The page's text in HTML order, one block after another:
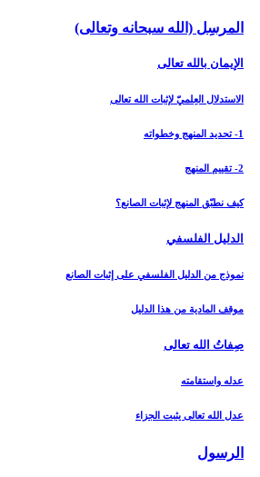
المرسِل (الله سبحانه وتعالى)
الإيمان بالله تعالى‏
الاستدلال العِلميّ لإثبات الله تعالى‏
1- تحديد المنهج وخطواته
2- تقييم المنهج
كيف نطبّق المنهج لإثبات الصانع؟
الدليل الفلسفي‏
نموذج من الدليل الفلسفي على إثبات الصانع
موقف المادية من هذا الدليل
صِفاتُ الله تعالى‏
عدله واستقامته
عدل الله تعالى يثبت الجزاء
الرسول‏